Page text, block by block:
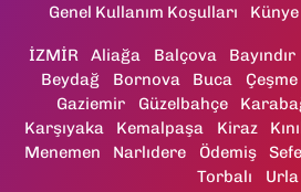
Genel Kullanım Koşulları
Künye
İZMİR Aliağa Balçova Bayındır
Beydağ
Bornova Buca Çeşme
Gaziemir
Güzelbahçe
Karşıyaka
Kemalpaşa Kiraz
Menemen
Narlıdere Ödemiş
Torbalı
Urla